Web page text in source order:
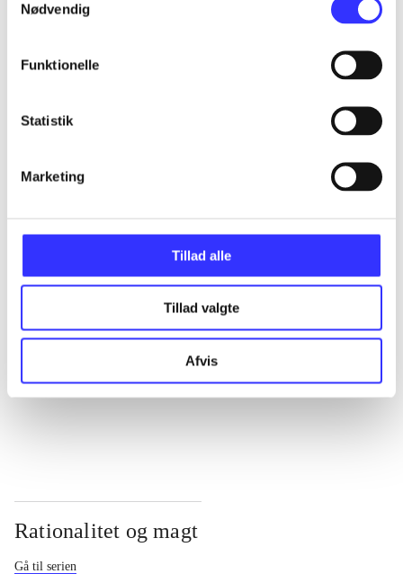
Nødvendig
Funktionelle
Statistik
Marketing
Tillad alle
Tillad valgte
Afvis
...
...
Rationalitet og magt
Gå til serien